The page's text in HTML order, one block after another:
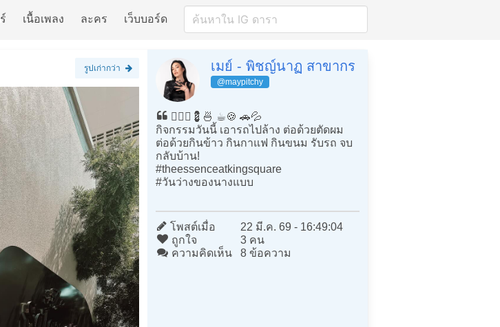
เนื้อเพลง ละคร เว็บบอร์ด
รูปเก่ากว่า เมย์ - พิชญ์นาฏ สาขากร
@maypitchy
💇🏻‍♀️💈🍜 ☕️🍪 🚗💦
กิจกรรมวันนี้ เอารถไปล้าง ต่อด้วยตัดผม
ต่อด้วยกินข้าว กินกาแฟ กินขนม รับรถ จบ
กลับบ้าน!
#theessenceatkingsquare
#วันว่างของนางแบบ
โพสต์เมื่อ
22 มี.ค. 69 - 16:49:04
ถูกใจ
3 คน
ความคิดเห็น
8 ข้อความ